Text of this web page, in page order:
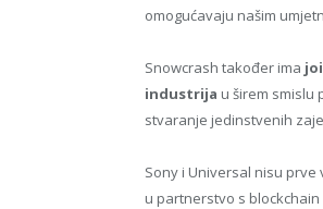
omogućavaju našim
Snowcrash također ima
industrija u širem smislu
stvaranje jedinstvenih
Sony i Universal nisu
u partnerstvo s